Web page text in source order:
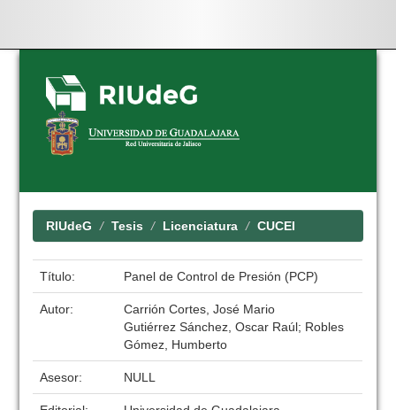
Skip
navigation
RIUdeG Tesis Licenciatura CUCEI
Título: Panel de Control de Presión (PCP)
Autor:
Carrión Cortes, José Mario
Gutiérrez Sánchez, Oscar Raúl; Robles
Gómez, Humberto
Asesor: NULL